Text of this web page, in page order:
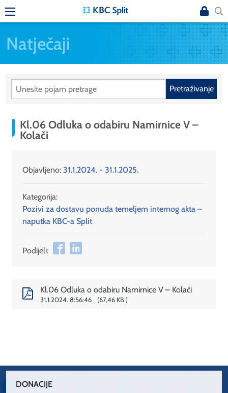
Natječaji
Pretraživanje
Kl.06 Odluka o odabiru Namirnice V –
Kolači
Objavljeno: 31.1.2024. - 31.1.2025.
Kategorija:
Pozivi za dostavu ponuda temeljem internog akta –
naputka KBC-a Split
Podijeli:
Kl.06 Odluka o odabiru Namirnice V – Kolači
31.1.2024. 8:56:46 67,46 KB
DONACIJE